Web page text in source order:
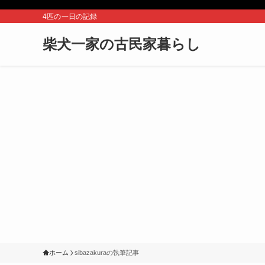
4匹の一日の記録
柴犬一家の古民家暮らし
ホーム sibazakuraの執筆記事